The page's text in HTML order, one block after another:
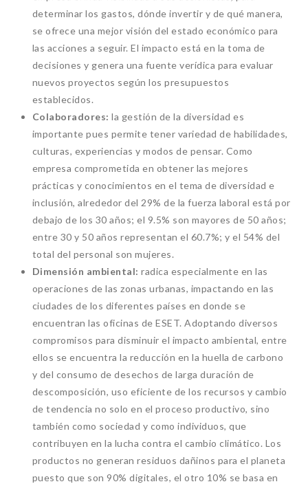
determinar los gastos, dónde invertir y de qué manera,
se ofrece una mejor visión del estado económico para
las acciones a seguir. El impacto está en la toma de
decisiones y genera una fuente verídica para evaluar
nuevos proyectos según los presupuestos
establecidos.
Colaboradores: la gestión de la diversidad es
importante pues permite tener variedad de habilidades,
culturas, experiencias y modos de pensar. Como
empresa comprometida en obtener las mejores
prácticas y conocimientos en el tema de diversidad e
inclusión, alrededor del 29% de la fuerza laboral está por
debajo de los 30 años; el 9.5% son mayores de 50 años;
entre 30 y 50 años representan el 60.7%; y el 54% del
total del personal son mujeres.
Dimensión ambiental: radica especialmente en las
operaciones de las zonas urbanas, impactando en las
ciudades de los diferentes países en donde se
encuentran las oficinas de ESET. Adoptando diversos
compromisos para disminuir el impacto ambiental, entre
ellos se encuentra la reducción en la huella de carbono
y del consumo de desechos de larga duración de
descomposición, uso eficiente de los recursos y cambio
de tendencia no solo en el proceso productivo, sino
también como sociedad y como individuos, que
contribuyen en la lucha contra el cambio climático. Los
productos no generan residuos dañinos para el planeta
puesto que son 90% digitales, el otro 10% se basa en